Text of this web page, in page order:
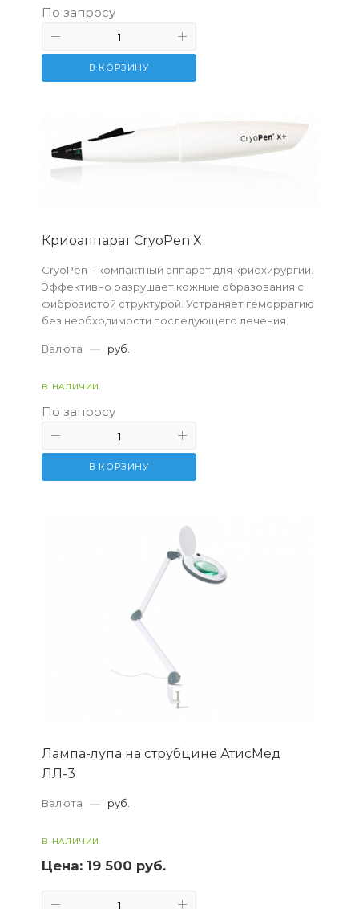
По запросу
В КОРЗИНУ
Криоаппарат CryoPen Х
CryoPen – компактный аппарат для криохирургии.
Эффективно разрушает кожные образования с
фиброзистой структурой. Устраняет геморрагию
без необходимости последующего лечения.
Валюта — руб.
В НАЛИЧИИ
По запросу
В КОРЗИНУ
Лампа-лупа на струбцине АтисМед
ЛЛ-3
Валюта — руб.
В НАЛИЧИИ
Цена: 19 500 руб.